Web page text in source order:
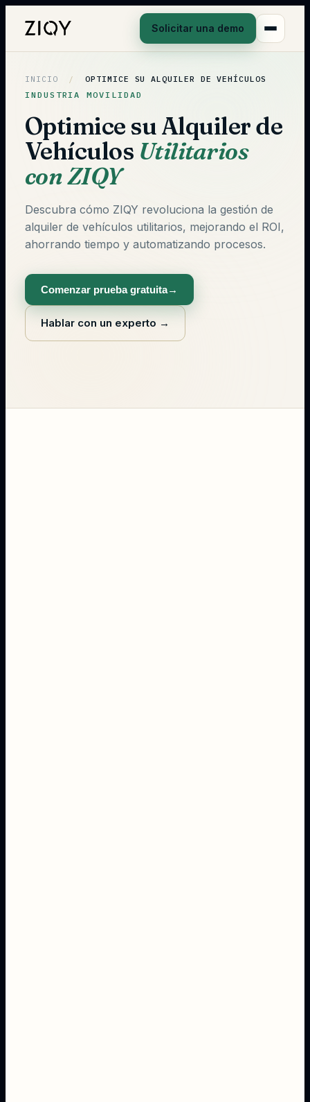
Solicitar una demo
INICIO /
OPTIMICE SU ALQUILER DE VEHÍCULOS
INDUSTRIA MOVILIDAD
Optimice su Alquiler de
Vehículos Utilitarios
con ZIQY
Descubra cómo ZIQY revoluciona la gestión de
alquiler de vehículos utilitarios, mejorando el ROI,
ahorrando tiempo y automatizando procesos.
Comenzar prueba gratuita→
Hablar con un experto →